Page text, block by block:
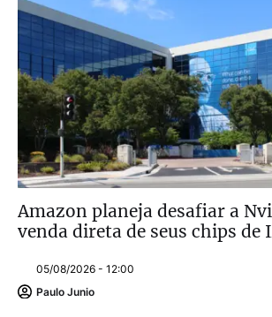
Amazon planeja desafiar a
venda direta de seus chips de
05/08/2026 - 12:00
Paulo Junio